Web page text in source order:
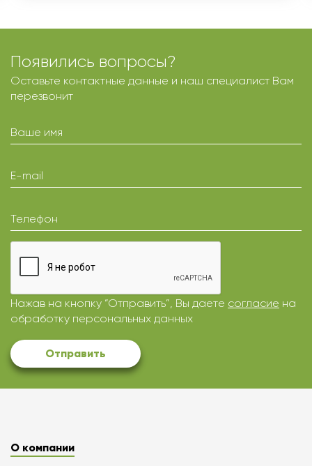
Появились вопросы?
Оставьте контактные данные и наш специалист Вам
перезвонит
Ваше имя
E-mail
Телефон
Нажав на кнопку “Отправить”, Вы даете согласие на
обработку персональных данных
Отправить
О компании